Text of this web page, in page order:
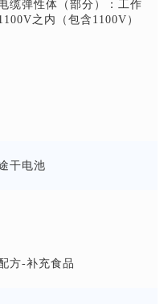
缆弹性体（部分）：工作
之内（包含1100V）
干电池
方-补充食品